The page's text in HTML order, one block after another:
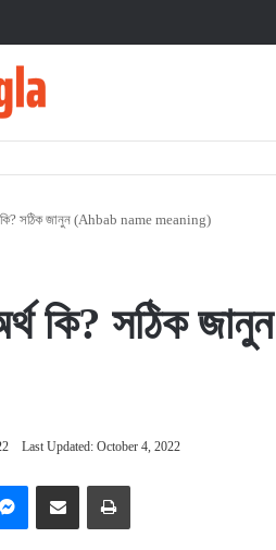
কি? সঠিক জানুন (Ahbab name meaning)
কি? সঠিক
Last Updated: October 4, 2022
MessengerShare via Email Print